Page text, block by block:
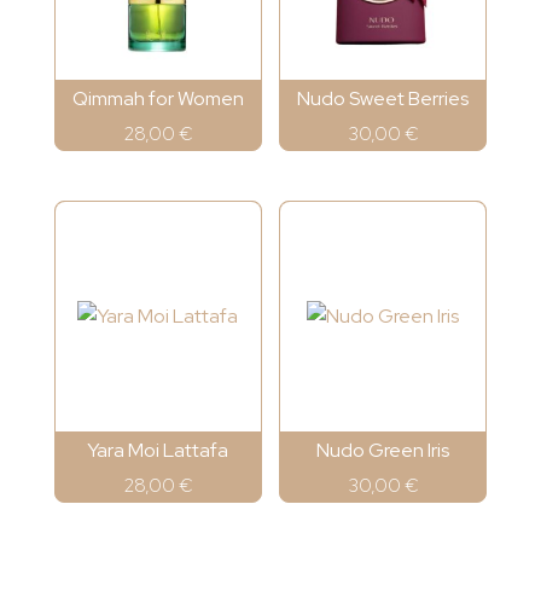
Qimmah for Women
28,00 €
Nudo Sweet Berries
30,00 €
Yara Moi Lattafa
28,00 €
Nudo Green Iris
30,00 €